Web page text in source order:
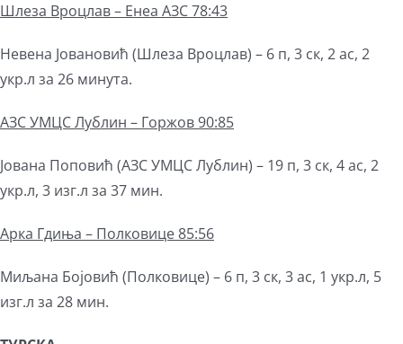
Шлеза Вроцлав – Енеа АЗС 78:43
Невена Јовановић (Шлеза Вроцлав) – 6 п, 3 ск, 2 ас, 2
укр.л за 26 минута.
АЗС УМЦС Лублин – Горжов 90:85
Јована Поповић (АЗС УМЦС Лублин) – 19 п, 3 ск, 4 ас, 2
укр.л, 3 изг.л за 37 мин.
Арка Гдиња – Полковице 85:56
Миљана Бојовић (Полковице) – 6 п, 3 ск, 3 ас, 1 укр.л, 5
изг.л за 28 мин.